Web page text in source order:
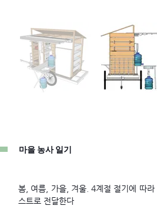
마을 농사 일기
봄, 여름, 가을, 겨울. 4계절 절기에 따라
스트로 전달한다